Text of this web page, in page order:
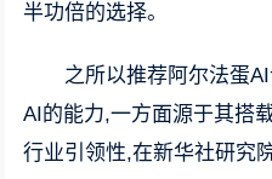
半功倍的选择。
之所以推荐阿尔法蛋
AI的能力,一方面源于其搭
行业引领性,在新华社研究